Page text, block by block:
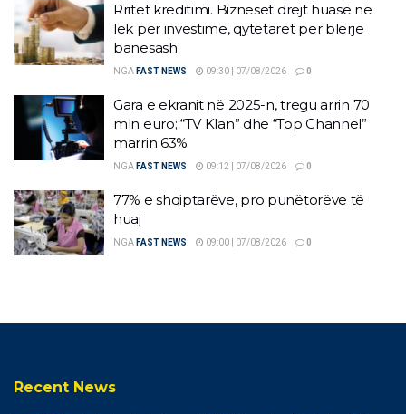
Rritet kreditimi. Bizneset drejt huasë në
lek për investime, qytetarët për blerje
banesash
NGA FAST NEWS 09:30 | 07/08/2026 0
Gara e ekranit në 2025-n, tregu arrin 70
mln euro; “TV Klan” dhe “Top Channel”
marrin 63%
NGA FAST NEWS 09:12 | 07/08/2026 0
77% e shqiptarëve, pro punëtorëve të
huaj
NGA FAST NEWS 09:00 | 07/08/2026 0
Recent News